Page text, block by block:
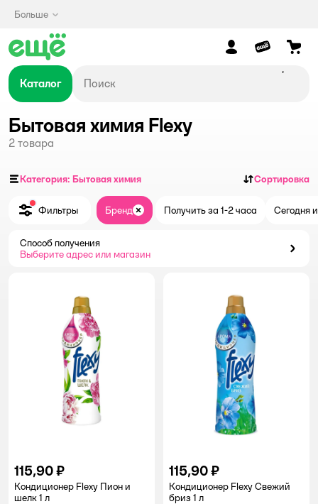
Больше
Каталог
Бытовая химия Flexy
2 товара
Категория: Бытовая химия Сортировка
Фильтры Бренд ЗакрытьПолучить за 1-2 часа Сегодня
Способ получения
Выберите адрес или магазин
115,90 ₽
Кондиционер Flexy Пион и
шелк 1 л
115,90 ₽
Кондиционер Flexy Свежий
бриз 1 л